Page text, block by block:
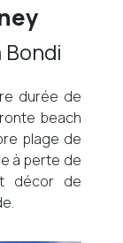
Bondi
durée de
beach
plage de
à perte de
décor de